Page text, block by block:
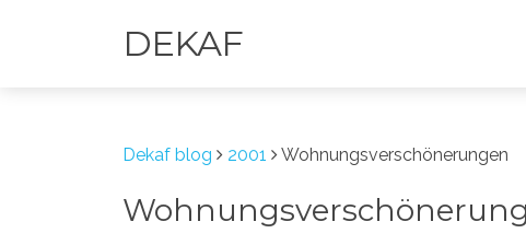
DEKAF
Dekaf blog 2001 Wohnungsverschönerungen